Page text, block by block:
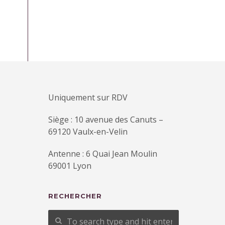
Uniquement sur RDV
Siège : 10 avenue des Canuts –
69120 Vaulx-en-Velin
Antenne : 6 Quai Jean Moulin
69001 Lyon
RECHERCHER